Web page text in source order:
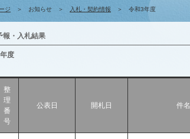
ジ ＞ お知らせ ＞ 入札・契約情報 ＞ 令和3年度
報・入札結果
度
整
理
番
号
公表日 開札日 件名